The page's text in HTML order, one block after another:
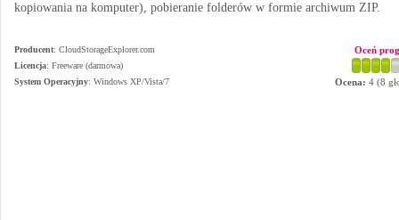
kopiowania na komputer), pobieranie folderów w formie archiwum ZIP.
Producent: CloudStorageExplorer.com
Licencja: Freeware (darmowa)
System Operacyjny: Windows XP/Vista/7
Oceń
Ocena: 4 (8